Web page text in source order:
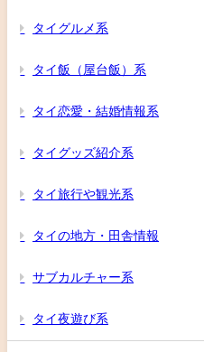
タイグルメ系
タイ飯（屋台飯）系
タイ恋愛・結婚情報系
タイグッズ紹介系
タイ旅行や観光系
タイの地方・田舎情報
サブカルチャー系
タイ夜遊び系